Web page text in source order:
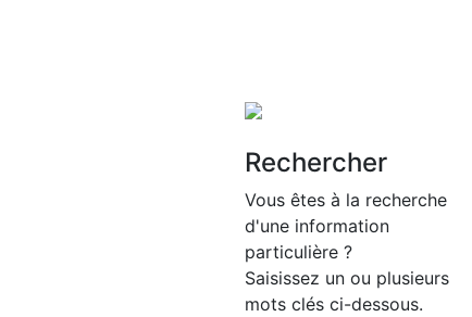
Rechercher
Vous êtes à la recherche
d'une information
particulière ?
Saisissez un ou plusieurs
mots clés ci-dessous.